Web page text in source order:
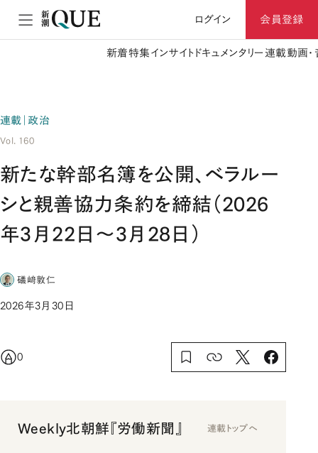
ログイン 会員登録
新着特集 インサイト ドキュメンタリー 連載動画
連載｜政治
Vol. 160
新たな幹部名簿を公開、ベラルー
シと親善協力条約を締結（2026
年3月22日～3月28日）
礒﨑敦仁
2026年3月30日
0
Weekly北朝鮮『労働新聞』 連載トップへ